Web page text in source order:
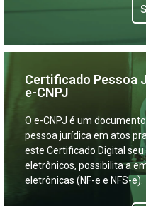
Certificado Pessoa
e-CNPJ
O e-CNPJ é um
pessoa jurídica em atos
este Certificado Digital
eletrônicos, possibilita a
eletrônicas (NF-e e NFS-e).